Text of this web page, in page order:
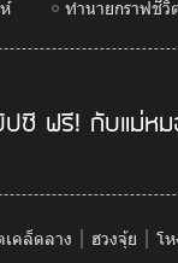
ทำนายกราฟชีวิ
ปซี ฟรี! กับแม่ห
คล็ดลาง | ฮวงจุ้ย | โห